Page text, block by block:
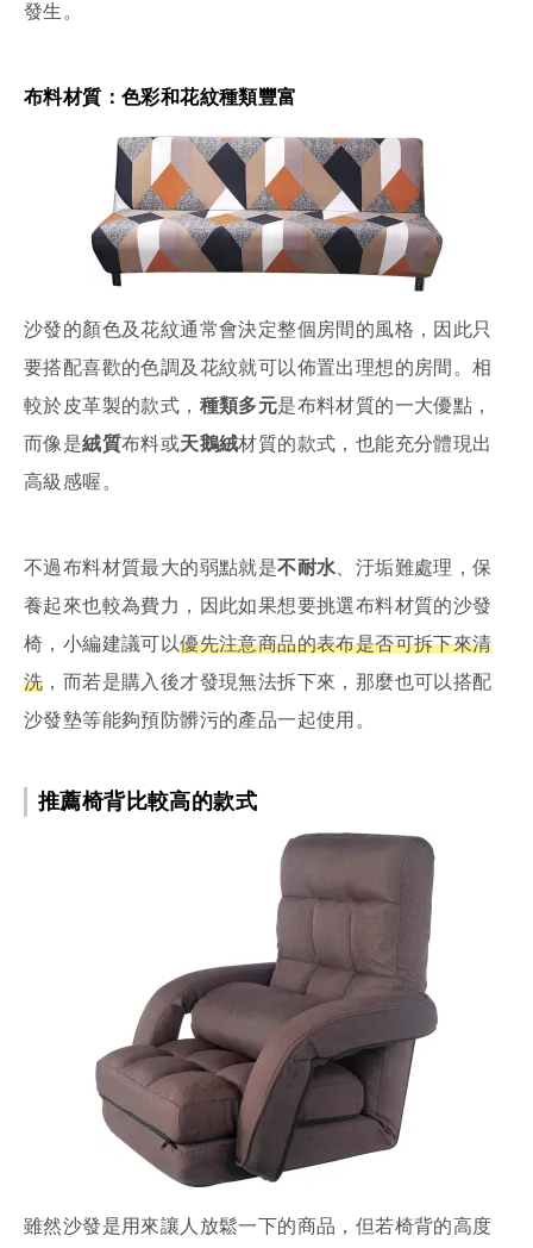
發生。
布料材質：色彩和花紋種類豐富
沙發的顏色及花紋通常會決定整個房間的風格，因此只
要搭配喜歡的色調及花紋就可以佈置出理想的房間。相
較於皮革製的款式， 種類多元是布料材質的一大優點，
而像是絨質布料或天鵝絨材質的款式，也能充分體現出
高級感喔。
不過布料材質最大的弱點就是不耐水 、汙垢難處理，保
養起來也較為費力，因此如果想要挑選布料材質的沙發
椅，小編建議可以優先注意商品的表布是否可拆下來清
洗 ，而若是購入後才發現無法拆下來，那麼也可以搭配
沙發墊等能夠預防髒污的產品一起使用。
推薦椅背比較高的款式
雖然沙發是用來讓人放鬆一下的商品，但若椅背的高度